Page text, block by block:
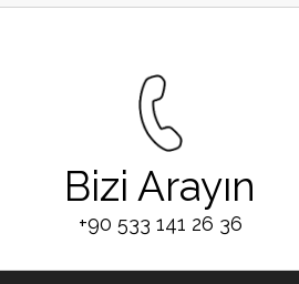
Bizi Arayın
+90 533 141 26 36